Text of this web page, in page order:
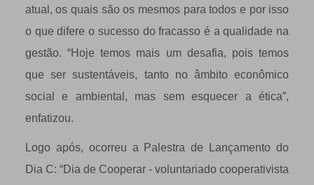
atual, os quais são os mesmos para todos e por isso
o que difere o sucesso do fracasso é a qualidade na
gestão. “Hoje temos mais um desafia, pois temos
que ser sustentáveis, tanto no âmbito econômico
social e ambiental, mas sem esquecer a ética”,
enfatizou.
Logo após, ocorreu a Palestra de Lançamento do
Dia C: “Dia de Cooperar - voluntariado cooperativista